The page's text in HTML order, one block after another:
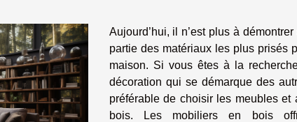
Aujourd’hui, il n’est plus à
partie des matériaux les plus prisés
maison. Si vous êtes à la
décoration qui se démarque des
préférable de choisir les meubles et
bois. Les mobiliers en bois